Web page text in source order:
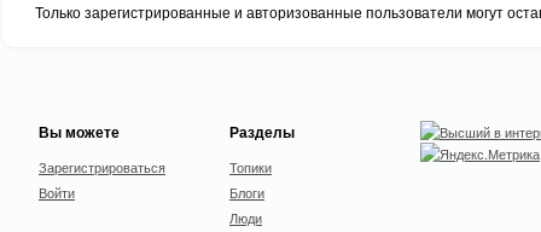
Только зарегистрированные и авторизованные пользователи могут
Вы можете
Зарегистрироваться
Войти
Разделы
Топики
Блоги
Люди